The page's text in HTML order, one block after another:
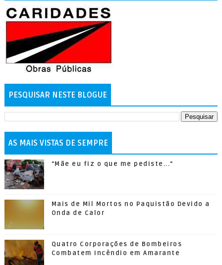
PESQUISAR NESTE BLOGUE
AS MAIS VISTAS DE SEMPRE
"Mãe eu fiz o que me pediste..."
Mais de Mil Mortos no Paquistão Devido a
Onda de Calor
Quatro Corporações de Bombeiros
Combatem Incêndio em Amarante